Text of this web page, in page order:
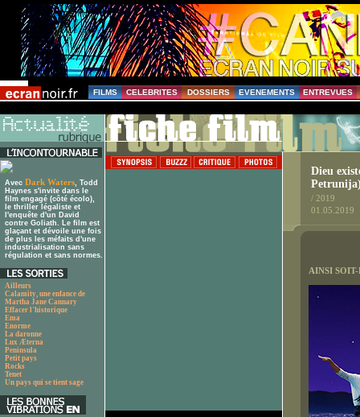
FILMS CELEBRITES DOSSIERS EVENEMENTS ENTREVUES
Avec Dark Waters, Todd
Haynes s'invite dans le
film engagé (côté écolo),
le thriller légaliste et
l'enquête d'un David
contre Goliath. Le film est
glaçant et dévoile une fois
de plus les méfaits d'une
industrialisation sans
régulation et sans normes.
Ailleurs
Calamity, une enfance de
Martha Jane Cannary
Effacer l'historique
Ema
Enorme
La daronne
Lux Æterna
Peninsula
Petit pays
Rocks
Tenet
Un pays qui se tient sage
Dieu
/ 2019
01.05.2019
AINSI